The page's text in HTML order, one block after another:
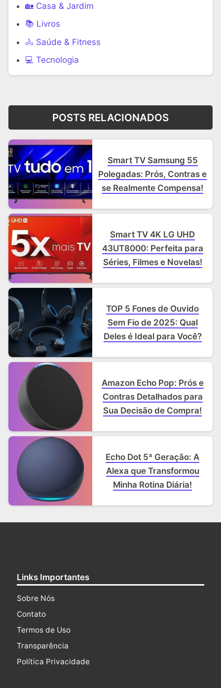
🏡 Casa & Jardim
📚 Livros
🚴 Saúde & Fitness
‍💻 Tecnologia
POSTS RELACIONADOS
Smart TV Samsung 55
Polegadas: Prós, Contras e
se Realmente Compensa!
Smart TV 4K LG UHD
43UT8000: Perfeita para
Séries, Filmes e Novelas!
TOP 5 Fones de Ouvido
Sem Fio de 2025: Qual
Deles é Ideal para Você?
Amazon Echo Pop: Prós e
Contras Detalhados para
Sua Decisão de Compra!
Echo Dot 5ª Geração: A
Alexa que Transformou
Minha Rotina Diária!
Links Importantes
Sobre Nós
Contato
Termos de Uso
Transparência
Política Privacidade